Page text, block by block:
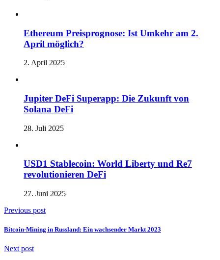
Ethereum Preisprognose: Ist Umkehr am 2.
April möglich?
2. April 2025
Jupiter DeFi Superapp: Die Zukunft von
Solana DeFi
28. Juli 2025
USD1 Stablecoin: World Liberty und Re7
revolutionieren DeFi
27. Juni 2025
Previous post
Bitcoin-Mining in Russland: Ein wachsender Markt 2023
Next post